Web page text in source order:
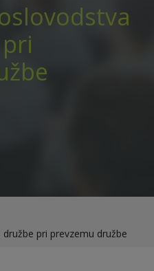
pri prevzemu družbe